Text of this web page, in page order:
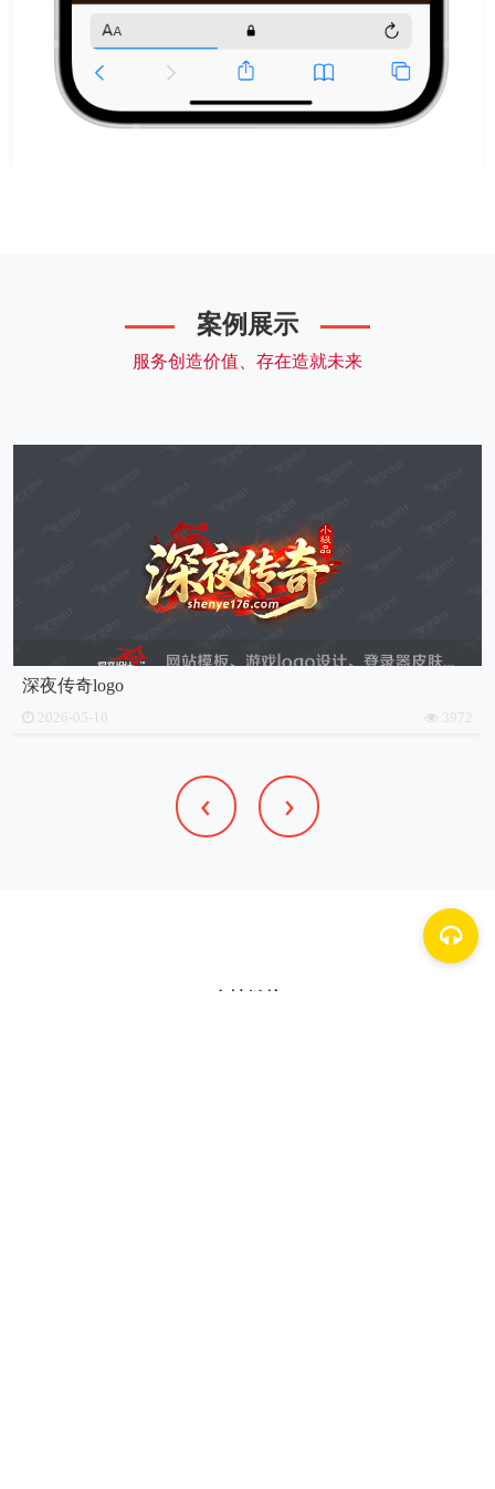
案例展示
服务创造价值、存在造就未来
2025-12-24
‹ ›
友情链接